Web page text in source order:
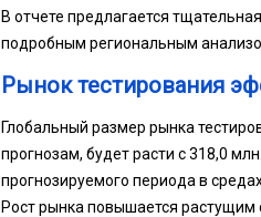
В отчете предлагается
подробным региональным
Рынок тестирования
Глобальный размер рынка
прогнозам, будет расти с 318,0
прогнозируемого периода в
Рост рынка повышается растущим